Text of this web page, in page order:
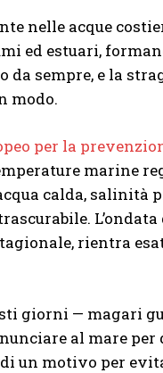
nelle acque
ed estuari,
da sempre, e la
modo.
per la
marine
calda, salinità
rientra
giorni — magari
al mare
un motivo per